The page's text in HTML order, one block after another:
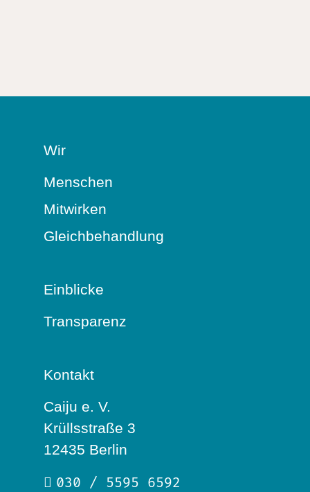
Wir
Menschen
Mitwirken
Gleichbehandlung
Einblicke
Transparenz
Kontakt
Caiju e. V.
Krüllsstraße 3
12435 Berlin
030 / 5595 6592